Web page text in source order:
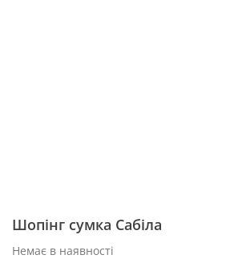
Шопінг сумка Сабіла
Немає в наявності